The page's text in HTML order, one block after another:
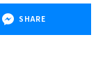
SHARE